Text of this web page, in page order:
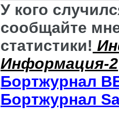
У кого
сообщайте
статистики!
Информация-2
Бортжурнал
Бортжурнал